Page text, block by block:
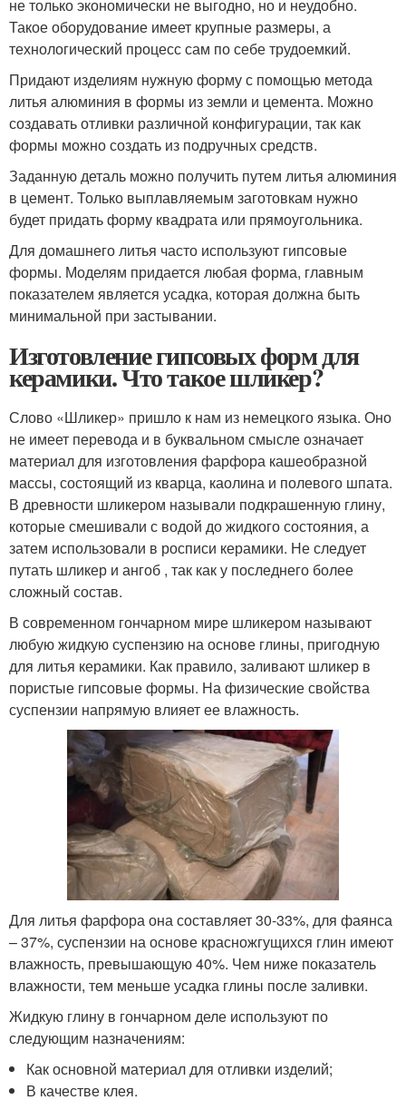
не только экономически не выгодно, но и неудобно.
Такое оборудование имеет крупные размеры, а
технологический процесс сам по себе трудоемкий.
Придают изделиям нужную форму с помощью метода
литья алюминия в формы из земли и цемента. Можно
создавать отливки различной конфигурации, так как
формы можно создать из подручных средств.
Заданную деталь можно получить путем литья алюминия
в цемент. Только выплавляемым заготовкам нужно
будет придать форму квадрата или прямоугольника.
Для домашнего литья часто используют гипсовые
формы. Моделям придается любая форма, главным
показателем является усадка, которая должна быть
минимальной при застывании.
Изготовление гипсовых форм для
керамики. Что такое шликер?
Слово «Шликер» пришло к нам из немецкого языка. Оно
не имеет перевода и в буквальном смысле означает
материал для изготовления фарфора кашеобразной
массы, состоящий из кварца, каолина и полевого шпата.
В древности шликером называли подкрашенную глину,
которые смешивали с водой до жидкого состояния, а
затем использовали в росписи керамики. Не следует
путать шликер и ангоб , так как у последнего более
сложный состав.
В современном гончарном мире шликером называют
любую жидкую суспензию на основе глины, пригодную
для литья керамики. Как правило, заливают шликер в
пористые гипсовые формы. На физические свойства
суспензии напрямую влияет ее влажность.
Для литья фарфора она составляет 30-33%, для фаянса
– 37%, суспензии на основе красножгущихся глин имеют
влажность, превышающую 40%. Чем ниже показатель
влажности, тем меньше усадка глины после заливки.
Жидкую глину в гончарном деле используют по
следующим назначениям:
Как основной материал для отливки изделий;
В качестве клея.